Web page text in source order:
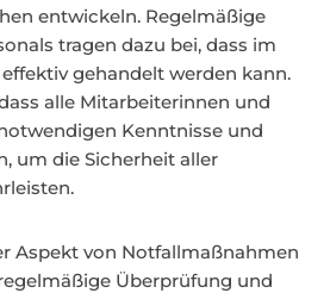
entwickeln. Regelmäßige
tragen dazu bei, dass im
gehandelt werden kann.
alle Mitarbeiterinnen und
Kenntnisse und
um die Sicherheit aller
Aspekt von Notfallmaßnahmen
Überprüfung und